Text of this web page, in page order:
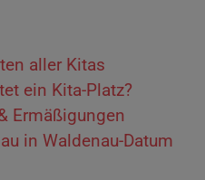
aller Kitas
ein Kita-Platz?
Ermäßigungen
in Waldenau-Datum